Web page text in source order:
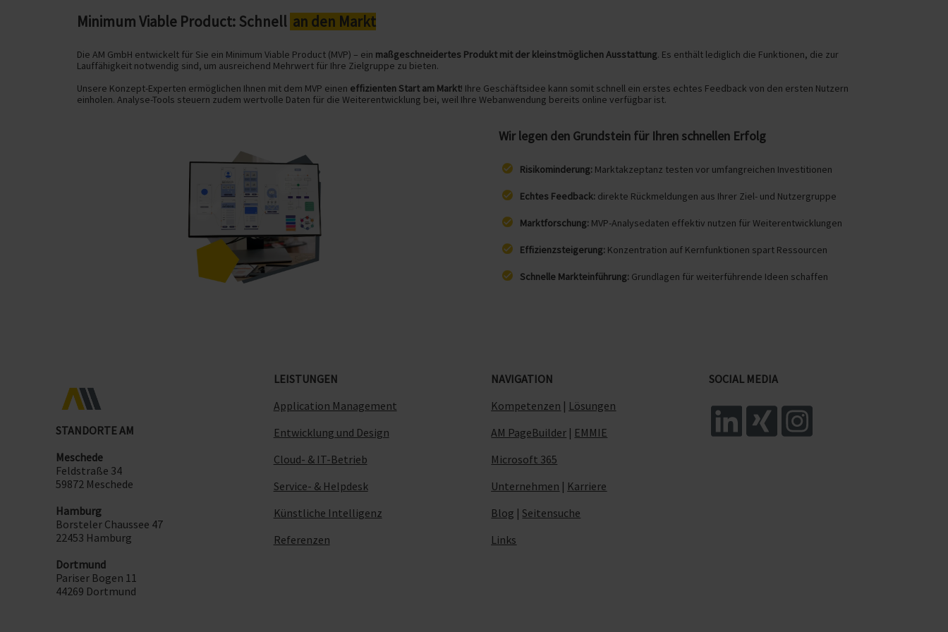
Minimum Viable Product: Schnell an den Markt
Die AM GmbH entwickelt für Sie ein Minimum Viable Product (MVP) – ein maßgeschneidertes Produkt mit der kleinstmöglichen Ausstattung. Es enthält lediglich die Funktionen, die zur
Lauffähigkeit notwendig sind, um ausreichend Mehrwert für Ihre Zielgruppe zu bieten.
Unsere Konzept-Experten ermöglichen Ihnen mit dem MVP einen effizienten Start am Markt! Ihre Geschäftsidee kann somit schnell ein erstes echtes Feedback von den ersten Nutzern
einholen. Analyse-Tools steuern zudem wertvolle Daten für die Weiterentwicklung bei, weil Ihre Webanwendung bereits online verfügbar ist.
Wir legen den Grundstein für Ihren schnellen Erfolg
Risikominderung: Marktakzeptanz testen vor umfangreichen Investitionen
Echtes Feedback: direkte Rückmeldungen aus Ihrer Ziel- und Nutzergruppe
Marktforschung: MVP-Analysedaten effektiv nutzen für Weiterentwicklungen
Effizienzsteigerung: Konzentration auf Kernfunktionen spart Ressourcen
Schnelle Markteinführung: Grundlagen für weiterführende Ideen schaffen
STANDORTE AM
Meschede
Feldstraße 34
59872 Meschede
Hamburg
Borsteler Chaussee 47
22453 Hamburg
Dortmund
Pariser Bogen 11
44269 Dortmund
LEISTUNGEN
Application Management
Entwicklung und Design
Cloud- & IT-Betrieb
Service- & Helpdesk
Künstliche Intelligenz
Referenzen
NAVIGATION
Kompetenzen | Lösungen
AM PageBuilder | EMMIE
Microsoft 365
Unternehmen | Karriere
Blog |Seitensuche
Links
SOCIAL MEDIA